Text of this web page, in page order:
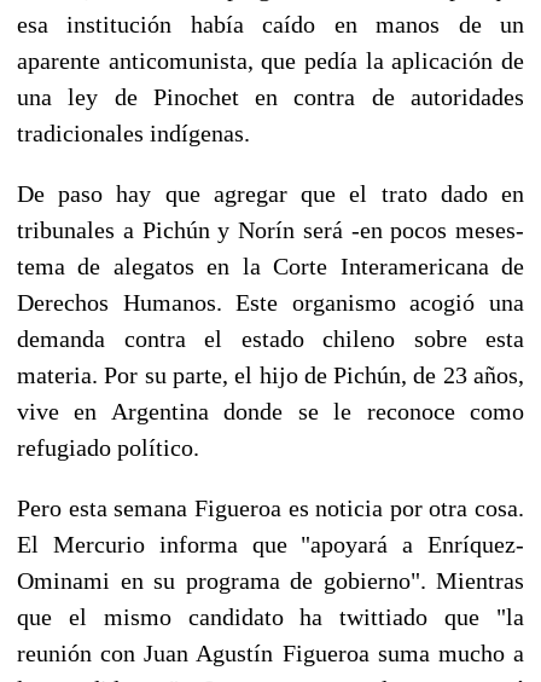
esa institución había caído en manos de un
aparente anticomunista, que pedía la aplicación de
una ley de Pinochet en contra de autoridades
tradicionales indígenas.
De paso hay que agregar que el trato dado en
tribunales a Pichún y Norín será -en pocos meses-
tema de alegatos en la Corte Interamericana de
Derechos Humanos. Este organismo acogió una
demanda contra el estado chileno sobre esta
materia. Por su parte, el hijo de Pichún, de 23 años,
vive en Argentina donde se le reconoce como
refugiado político.
Pero esta semana Figueroa es noticia por otra cosa.
El Mercurio informa que "apoyará a Enríquez-
Ominami en su programa de gobierno". Mientras
que el mismo candidato ha twittiado que "la
reunión con Juan Agustín Figueroa suma mucho a